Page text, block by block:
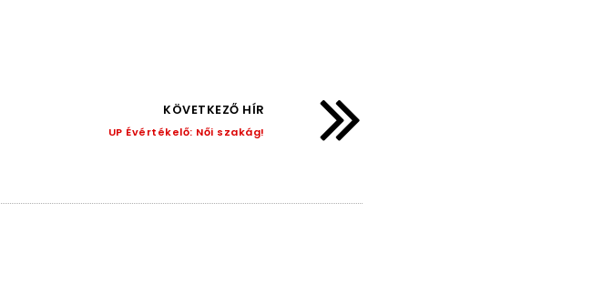
KÖVETKEZŐ HÍR
UP Évértékelő: Női szakág!